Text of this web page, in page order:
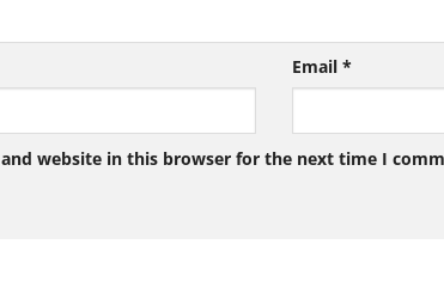
Email *
and website in this browser for the next time I